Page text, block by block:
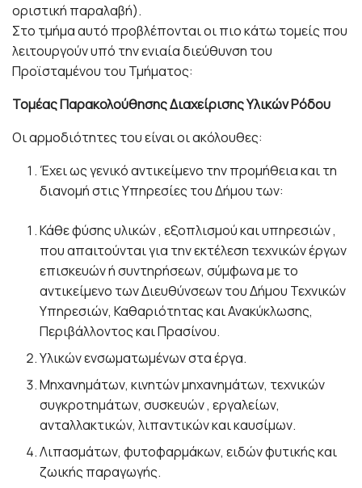
οριστική παραλαβή).
Στο τμήμα αυτό προβλέπονται οι πιο κάτω τομείς που
λειτουργούν υπό την ενιαία διεύθυνση του
Προϊσταμένου του Τμήματος:
Τομέας Παρακολούθησης Διαχείρισης Υλικών Ρόδου
Οι αρμοδιότητες του είναι οι ακόλουθες:
Έχει ως γενικό αντικείμενο την προμήθεια και τη
διανομή στις Υπηρεσίες του Δήμου των:
Κάθε φύσης υλικών , εξοπλισμού και υπηρεσιών ,
που απαιτούνται για την εκτέλεση τεχνικών έργων
επισκευών ή συντηρήσεων, σύμφωνα με το
αντικείμενο των Διευθύνσεων του Δήμου Τεχνικών
Υπηρεσιών, Καθαριότητας και Ανακύκλωσης,
Περιβάλλοντος και Πρασίνου.
Υλικών ενσωματωμένων στα έργα.
Μηχανημάτων, κινητών μηχανημάτων, τεχνικών
συγκροτημάτων, συσκευών , εργαλείων,
ανταλλακτικών, λιπαντικών και καυσίμων.
Λιπασμάτων, φυτοφαρμάκων, ειδών φυτικής και
ζωικής παραγωγής.